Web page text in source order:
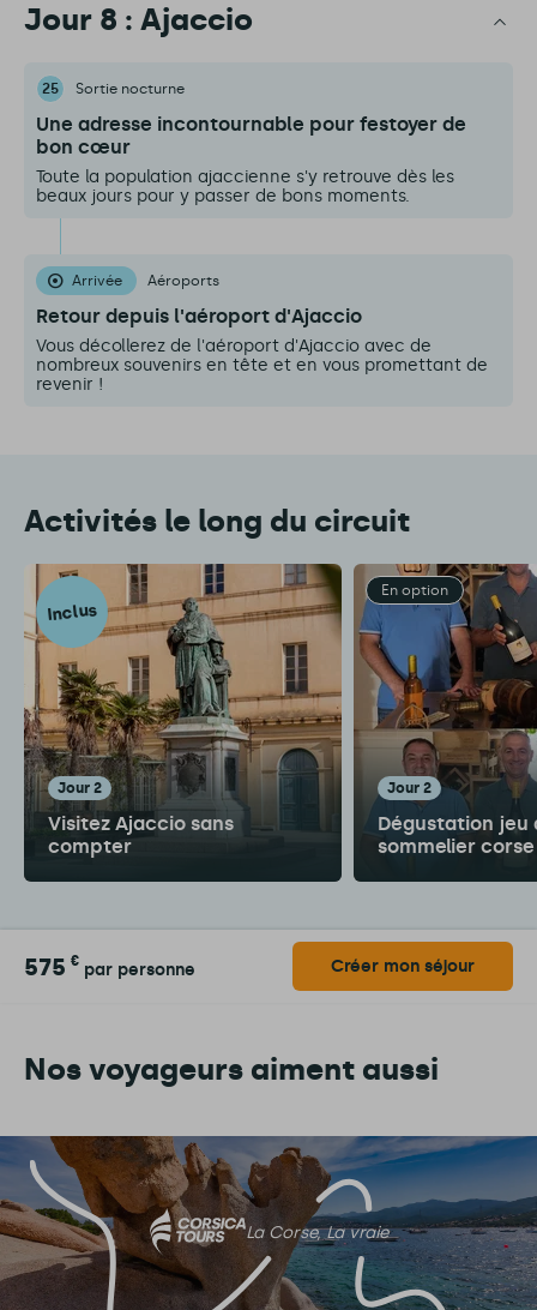
Jour 8 : Ajaccio
25 Sortie nocturne
Une adresse incontournable pour festoyer de
bon cœur
Toute la population ajaccienne s'y retrouve dès les
beaux jours pour y passer de bons moments.
Arrivée Aéroports
Retour depuis l'aéroport d'Ajaccio
Vous décollerez de l'aéroport d'Ajaccio avec de
nombreux souvenirs en tête et en vous promettant de
revenir !
Activités le long du circuit
Inclus
jour 2
Visitez Ajaccio sans
compter
En option
jour 2
Dégustation jeu
sommelier corse
575 € par personne Créer mon séjour
Nos voyageurs aiment aussi
La Corse, La vraie